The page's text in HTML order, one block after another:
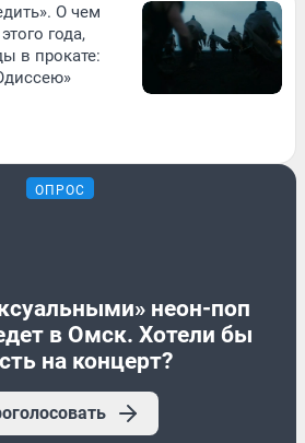
О чем
года,
в прокате:
ОПРОС
неон-поп
в Омск. Хотели бы
на концерт?